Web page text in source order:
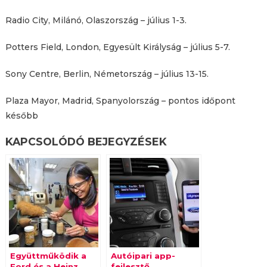
Radio City, Milánó, Olaszország – július 1-3.
Potters Field, London, Egyesült Királyság – július 5-7.
Sony Centre, Berlin, Németország – július 13-15.
Plaza Mayor, Madrid, Spanyolország – pontos időpont
később
KAPCSOLÓDÓ BEJEGYZÉSEK
Együttműködik a
Autóipari app-